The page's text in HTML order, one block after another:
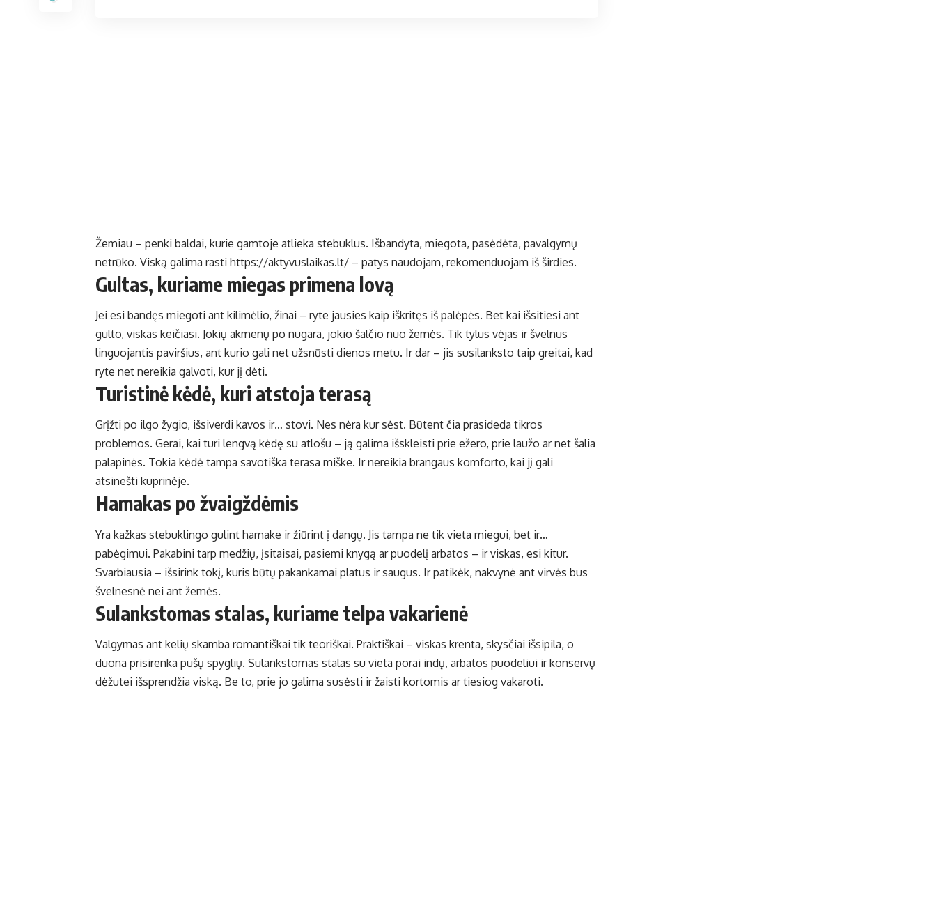
Žemiau – penki baldai, kurie gamtoje atlieka stebuklus. Išbandyta, miegota, pasėdėta, pavalgymų
netrūko. Viską galima rasti https://aktyvuslaikas.lt/ – patys naudojam, rekomenduojam iš širdies.
Gultas, kuriame miegas primena lovą
Jei esi bandęs miegoti ant kilimėlio, žinai – ryte jausies kaip iškritęs iš palėpės. Bet kai išsitiesi ant
gulto, viskas keičiasi. Jokių akmenų po nugara, jokio šalčio nuo žemės. Tik tylus vėjas ir švelnus
linguojantis paviršius, ant kurio gali net užsnūsti dienos metu. Ir dar – jis susilanksto taip greitai, kad
ryte net nereikia galvoti, kur jį dėti.
Turistinė kėdė, kuri atstoja terasą
Grįžti po ilgo žygio, išsiverdi kavos ir… stovi. Nes nėra kur sėst. Būtent čia prasideda tikros
problemos. Gerai, kai turi lengvą kėdę su atlošu – ją galima išskleisti prie ežero, prie laužo ar net šalia
palapinės. Tokia kėdė tampa savotiška terasa miške. Ir nereikia brangaus komforto, kai jį gali
atsinešti kuprinėje.
Hamakas po žvaigždėmis
Yra kažkas stebuklingo gulint hamake ir žiūrint į dangų. Jis tampa ne tik vieta miegui, bet ir…
pabėgimui. Pakabini tarp medžių, įsitaisai, pasiemi knygą ar puodelį arbatos – ir viskas, esi kitur.
Svarbiausia – išsirink tokį, kuris būtų pakankamai platus ir saugus. Ir patikėk, nakvynė ant virvės bus
švelnesnė nei ant žemės.
Sulankstomas stalas, kuriame telpa vakarienė
Valgymas ant kelių skamba romantiškai tik teoriškai. Praktiškai – viskas krenta, skysčiai išsipila, o
duona prisirenka pušų spyglių. Sulankstomas stalas su vieta porai indų, arbatos puodeliui ir konservų
dėžutei išsprendžia viską. Be to, prie jo galima susėsti ir žaisti kortomis ar tiesiog vakaroti.